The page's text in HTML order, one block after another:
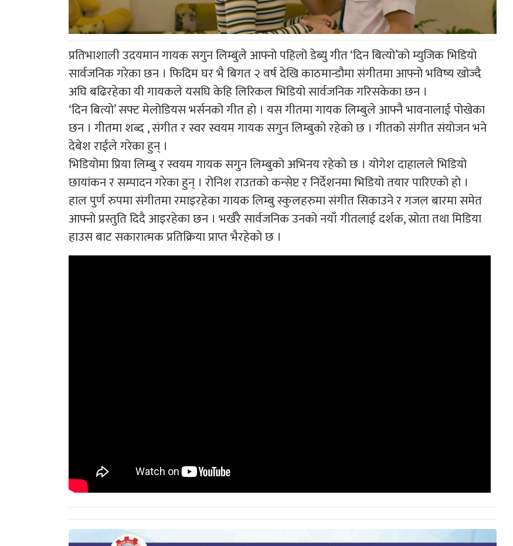
प्रतिभाशाली उदयमान गायक सगुन लिम्बुले आफ्नो पहिलो डेब्यु गीत ‘दिन बित्यो’को म्युजिक भिडियो
सार्वजनिक गरेका छन । फिदिम घर भै बिगत २ वर्ष देखि काठमान्डौमा संगीतमा आफ्नो भविष्य खोज्दै
अघि बढिरहेका यी गायकले यसघि केहि लिरिकल भिडियो सार्वजनिक गरिसकेका छन ।
‘दिन बित्यो’ सफ्ट मेलोडियस भर्सनको गीत हो । यस गीतमा गायक लिम्बुले आफ्नै भावनालाई पोखेका
छन । गीतमा शब्द , संगीत र स्वर स्वयम गायक सगुन लिम्बुको रहेको छ । गीतको संगीत संयोजन भने
देबेश राईले गरेका हुन् ।
भिडियोमा प्रिया लिम्बु र स्वयम गायक सगुन लिम्बुको अभिनय रहेको छ । योगेश दाहालले भिडियो
छायांकन र सम्पादन गरेका हुन् । रोनिश राउतको कन्सेप्ट र निर्देशनमा भिडियो तयार पारिएको हो ।
हाल पुर्ण रुपमा संगीतमा रमाइरहेका गायक लिम्बु स्कुलहरुमा संगीत सिकाउने र गजल बारमा समेत
आफ्नो प्रस्तुति दिदै आइरहेका छन । भर्खरै सार्वजनिक उनको नयाँ गीतलाई दर्शक, स्रोता तथा मिडिया
हाउस बाट सकारात्मक प्रतिक्रिया प्राप्त भैरहेको छ ।